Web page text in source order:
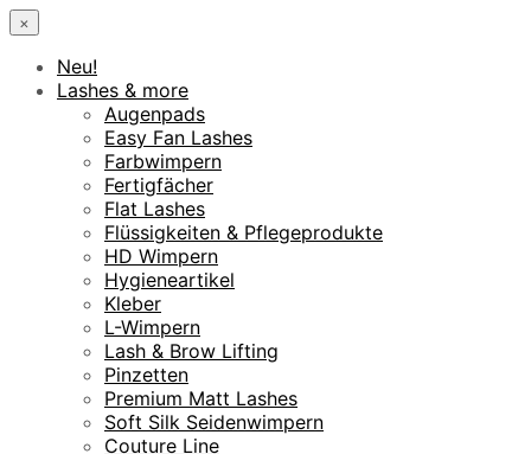
×
Neu!
Lashes & more
Augenpads
Easy Fan Lashes
Farbwimpern
Fertigfächer
Flat Lashes
Flüssigkeiten & Pflegeprodukte
HD Wimpern
Hygieneartikel
Kleber
L-Wimpern
Lash & Brow Lifting
Pinzetten
Premium Matt Lashes
Soft Silk Seidenwimpern
Couture Line